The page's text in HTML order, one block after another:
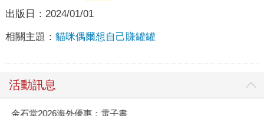
出版日： 2024/01/01
相關主題： 貓咪偶爾想自己賺罐罐
活動訊息
金石堂2026海外優惠：電子書